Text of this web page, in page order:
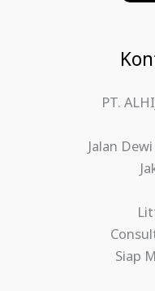
PT.
Jalan
Siap